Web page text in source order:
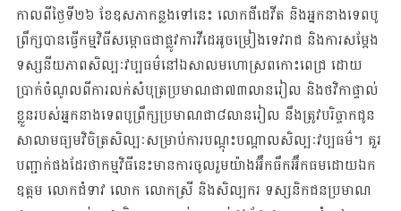
កាលពីថ្ងៃទី២៦ ខែឧសភាកន្លងទៅនេះ លោកជីដេវីត និងអ្នកនាងទេពបូ
ព្រឹក្សបានធ្វើកម្មវិធីសម្ពោធជាផ្លូវការវីដេអូចម្រៀងទេវរាជ និងការសម្តែង
ទស្សនីយភាពសិល្បៈវប្បធម៌នៅឯសាលមហោស្រពកោះពេជ្រ ដោយ
ប្រាក់ចំណូលពីការលក់សំបុត្រប្រមាណជា៧៣លានរៀល និងថវិកាផ្ទាល់
ខ្លួនរបស់អ្នកនាងទេពបូព្រឹក្សប្រមាណជា៨លានរៀល នឹងត្រូវបរិច្ចាកជូន
សាលាមធ្យមវិចិត្រសិល្បៈសម្រាប់ការបណ្តុះបណ្តាលសិល្បៈវប្បធម៌។ គួរ
បញ្ជាក់ផងដែរថាកម្មវិធីនេះមានការចូលរួមយ៉ាងអ៊ឹកធឹកអ៊ឹកធមដោយឯក
ឧត្តម លោកជំទាវ លោក លោកស្រី និងសិល្បករ ទស្សនិកជនប្រមាណ